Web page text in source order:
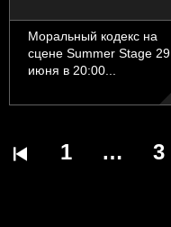
Моральный кодекс на
сцене Summer Stage 29
июня в 20:00...
1 … 3